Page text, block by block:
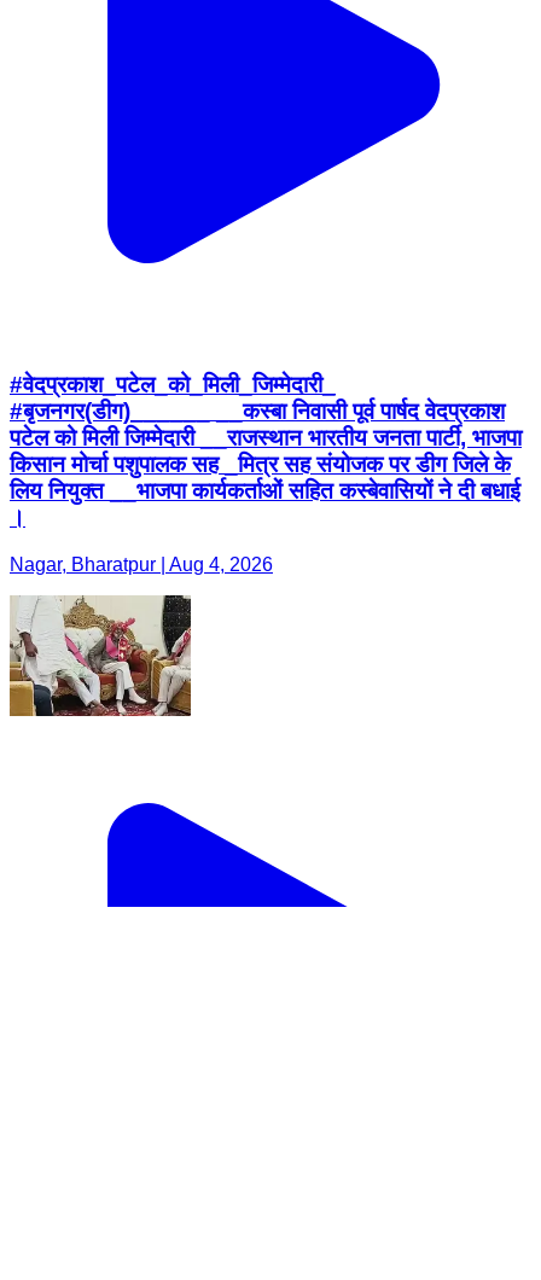
#वेदप्रकाश_पटेल_को_मिली_जिम्मेदारी_
#बृजनगर(डीग)______ __कस्बा निवासी पूर्व पार्षद वेदप्रकाश
पटेल को मिली जिम्मेदारी __राजस्थान भारतीय जनता पार्टी, भाजपा
किसान मोर्चा पशुपालक सह _मित्र सह संयोजक पर डीग जिले के
लिय नियुक्त __भाजपा कार्यकर्ताओं सहित कस्बेवासियों ने दी बधाई
।
Nagar, Bharatpur | Aug 4, 2026